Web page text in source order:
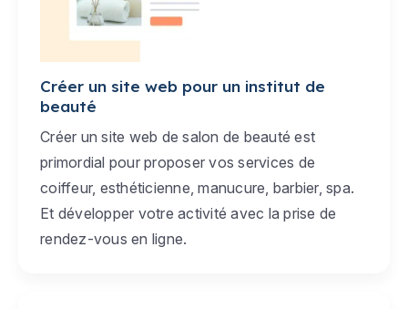
Créer un site web pour un institut de
beauté
Créer un site web de salon de beauté est
primordial pour proposer vos services de
coiffeur, esthéticienne, manucure, barbier, spa.
Et développer votre activité avec la prise de
rendez-vous en ligne.